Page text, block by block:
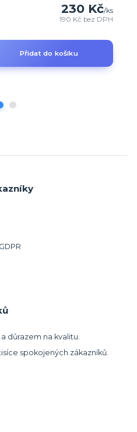
230 Kč/ks
190 Kč bez DPH
Přidat do košíku
důrazem na kvalitu.
spokojených zákazníků.